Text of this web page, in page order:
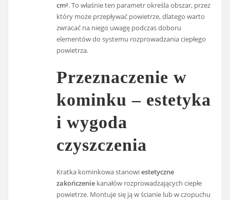
cm². To właśnie ten parametr określa obszar, przez
który może przepływać powietrze, dlatego warto
zwracać na niego uwagę podczas doboru
elementów do systemu rozprowadzania ciepłego
powietrza.
Przeznaczenie w
kominku – estetyka
i wygoda
czyszczenia
Kratka kominkowa stanowiestetyczne
zakończenie kanałów rozprowadzających ciepłe
powietrze. Montuje się ją w ścianie lub w czopuchu